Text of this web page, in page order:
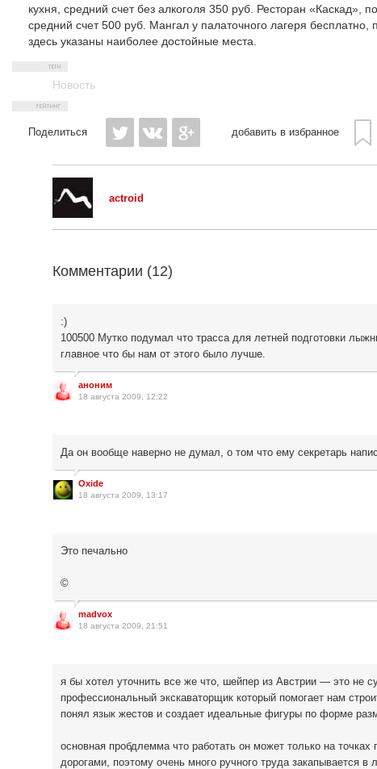
кухня, средний счет без алкоголя 350 руб. Ресторан «Каскад»,
средний счет 500 руб. Мангал у палаточного лагеря бесплатно,
здесь указаны наиболее достойные места.
Новость
Поделиться добавить в избранное
actroid
Комментарии (12)
:)
100500 Мутко подумал что трасса для летней подготовки
главное что бы нам от этого было лучше.
аноним
18 августа 2009, 12:22
Да он вообще наверно не думал, о том что ему секретарь
Oxide
18 августа 2009, 13:17
Это печально
©
madvox
18 августа 2009, 21:51
я бы хотел уточнить все же что, шейпер из Австрии — это не
профессиональный экскаваторщик который помогает нам
понял язык жестов и создает идеальные фигуры по форме
основная пробдлемма что работать он может только на
дорогами, поэтому очень много ручного труда закапывается в